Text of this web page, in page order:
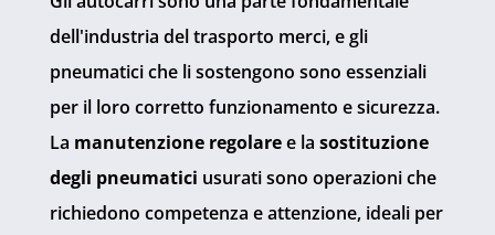
dell'industria del trasporto merci, e gli
pneumatici che li sostengono sono essenziali
per il loro corretto funzionamento e sicurezza.
La manutenzione regolaree la sostituzione
degli pneumatici usurati sono operazioni che
richiedono competenza e attenzione, ideali per